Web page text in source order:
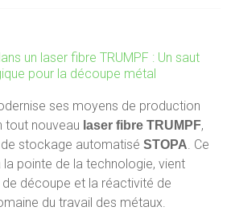
ses moyens de production
tout nouveau laser fibre TRUMPF,
de stockage automatiséSTOPA. Ce
la pointe de la technologie, vient
découpe et la réactivité de
du travail des métaux.